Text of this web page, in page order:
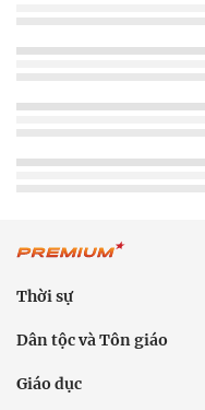
Thời sự
Dân tộc và Tôn giáo
Giáo dục